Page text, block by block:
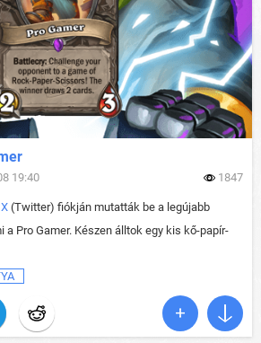
19:40 1847
(Twitter) fiókján mutatták be a legújabb
a Pro Gamer. Készen álltok egy kis kő-papír-